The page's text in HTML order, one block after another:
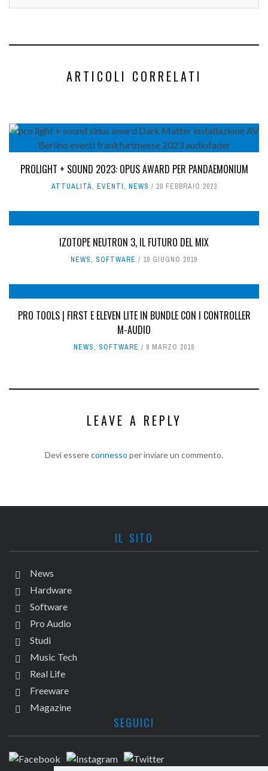
ARTICOLI CORRELATI
PROLIGHT + SOUND 2023: OPUS AWARD PER PANDAEMONIUM
ATTUALITÀ, EVENTI, NEWS 20 FEBBRAIO 2023
IZOTOPE NEUTRON 3, IL FUTURO DEL MIX
NEWS, SOFTWARE 10 GIUGNO 2019
PRO TOOLS | FIRST E ELEVEN LITE IN BUNDLE CON I CONTROLLER
M-AUDIO
NEWS, SOFTWARE 9 MARZO 2018
LEAVE A REPLY
Devi essereconnesso per inviare un commento.
IL SITO
News
Hardware
Software
Pro Audio
Studi
Music Tech
Real Life
Freeware
Magazine
SEGUICI